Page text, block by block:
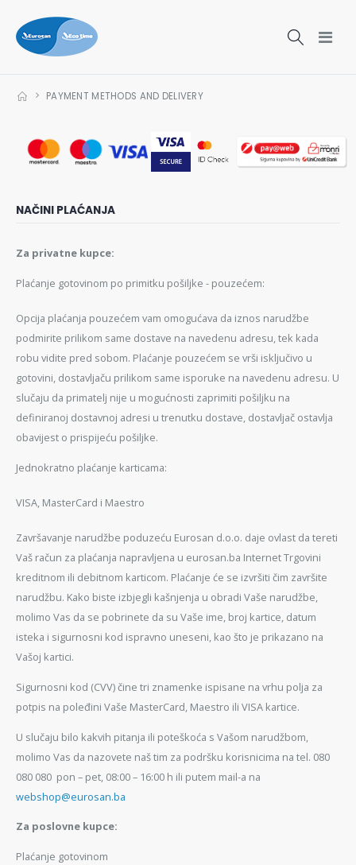
PAYMENT METHODS AND DELIVERY
NAČINI PLAĆANJA
Za privatne kupce:
Plaćanje gotovinom po primitku pošiljke - pouzećem:
Opcija plaćanja pouzećem vam omogućava da iznos narudžbe
podmirite prilikom same dostave na navedenu adresu, tek kada
robu vidite pred sobom. Plaćanje pouzećem se vrši isključivo u
gotovini, dostavljaču prilikom same isporuke na navedenu adresu. U
slučaju da primatelj nije u mogućnosti zaprimiti pošiljku na
definiranoj dostavnoj adresi u trenutku dostave, dostavljač ostavlja
obavijest o prispijeću pošiljke.
Jednokratno plaćanje karticama:
VISA, MasterCard i Maestro
Završavanje narudžbe poduzeću Eurosan d.o.o. daje ovlast da tereti
Vaš račun za plaćanja napravljena u eurosan.ba Internet Trgovini
kreditnom ili debitnom karticom. Plaćanje će se izvršiti čim završite
narudžbu. Kako biste izbjegli kašnjenja u obradi Vaše narudžbe,
molimo Vas da se pobrinete da su Vaše ime, broj kartice, datum
isteka i sigurnosni kod ispravno uneseni, kao što je prikazano na
Vašoj kartici.
Sigurnosni kod (CVV) čine tri znamenke ispisane na vrhu polja za
potpis na poleđini Vaše MasterCard, Maestro ili VISA kartice.
U slučaju bilo kakvih pitanja ili poteškoća s Vašom narudžbom,
molimo Vas da nazovete naš tim za podršku korisnicima na tel. 080
080 080 pon – pet, 08:00 – 16:00 h ili putem mail-a na
webshop@eurosan.ba
Za poslovne kupce:
Plaćanje gotovinom